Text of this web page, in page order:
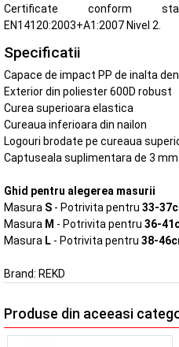
Certificate conform
EN14120:2003+A1:2007 Nivel 2.
Specificatii
Capace de impact PP de inalta
Exterior din poliester 600D robust
Curea superioara elastica
Cureaua inferioara din nailon
Logouri brodate pe cureaua
Captuseala suplimentara de 3
Ghid pentru alegerea masurii
Masura S - Potrivita pentru 33-
Masura M - Potrivita pentru 36-
Masura L - Potrivita pentru 38-
Brand: REKD
Produse din aceeasi